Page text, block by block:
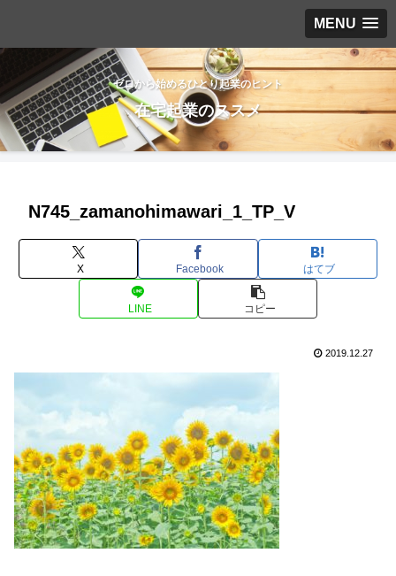
MENU
ゼロから始めるひとり起業のヒント
在宅起業のススメ
N745_zamanohimawari_1_TP_V
X Facebook はてブ
LINE コピー
2019.12.27